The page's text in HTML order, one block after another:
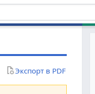
Экспорт в PDF